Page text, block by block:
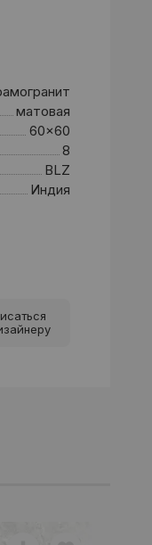
матовая
60x60
8
BLZ
Индия